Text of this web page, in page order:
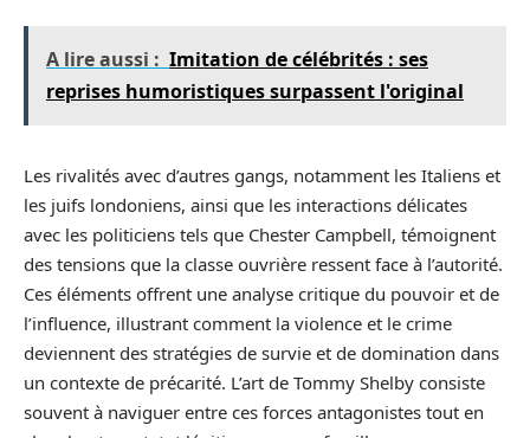
A lire aussi : Imitation de célébrités : ses
reprises humoristiques surpassent l'original
Les rivalités avec d’autres gangs, notamment les Italiens et
les juifs londoniens, ainsi que les interactions délicates
avec les politiciens tels que Chester Campbell, témoignent
des tensions que la classe ouvrière ressent face à l’autorité.
Ces éléments offrent une analyse critique du pouvoir et de
l’influence, illustrant comment la violence et le crime
deviennent des stratégies de survie et de domination dans
un contexte de précarité. L’art de Tommy Shelby consiste
souvent à naviguer entre ces forces antagonistes tout en